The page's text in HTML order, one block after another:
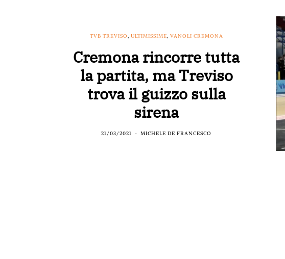
TVB TREVISO, ULTIMISSIME, VANOLI CREMONA
Cremona rincorre tutta
la partita, ma Treviso
trova il guizzo sulla
sirena
21/03/2021 MICHELE DE FRANCESCO